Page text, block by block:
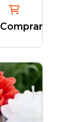
Comprar